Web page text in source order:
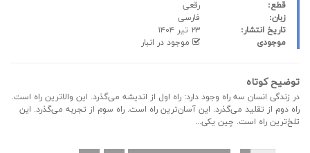
قطع:
رقعی
زبان:
فارسی
تاریخ انتشار:
موجودی
موجود در انبار
توضیح کوتاه
در زندگی انسان سه راه وجود دارد: راه اول از اندیشه می‌گذرد. این والاترین راه است.
راه دوم از تقلید می‌گذرد. این آسان‌ترین راه است. راه سوم از تجربه می‌گذرد. این
تلخ‌ترین راه است. چین یکی...